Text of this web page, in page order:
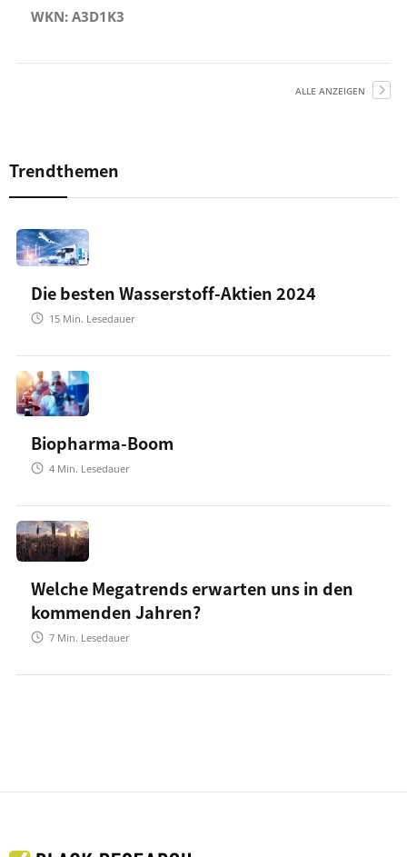
WKN: A3D1K3
ALLE ANZEIGEN
Trendthemen
Die besten Wasserstoff-Aktien 2024
15 Min. Lesedauer
Biopharma-Boom
4 Min. Lesedauer
Welche Megatrends erwarten uns in den
kommenden Jahren?
7 Min. Lesedauer